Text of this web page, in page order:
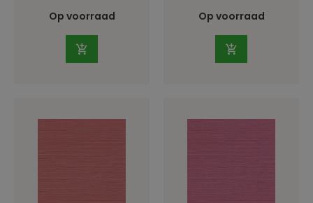
Op voorraad Op voorraad